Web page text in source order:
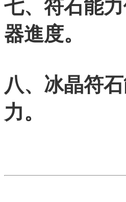
七、符石能
器進度。
八、冰晶符
力。